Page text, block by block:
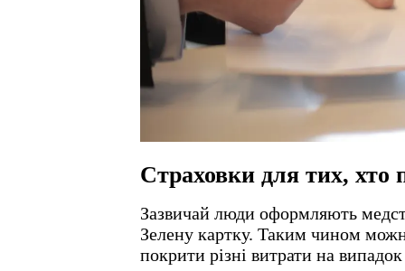
Страховки для тих, хто
Зазвичай люди оформляють
Зелену картку. Таким чином
покрити різні витрати на